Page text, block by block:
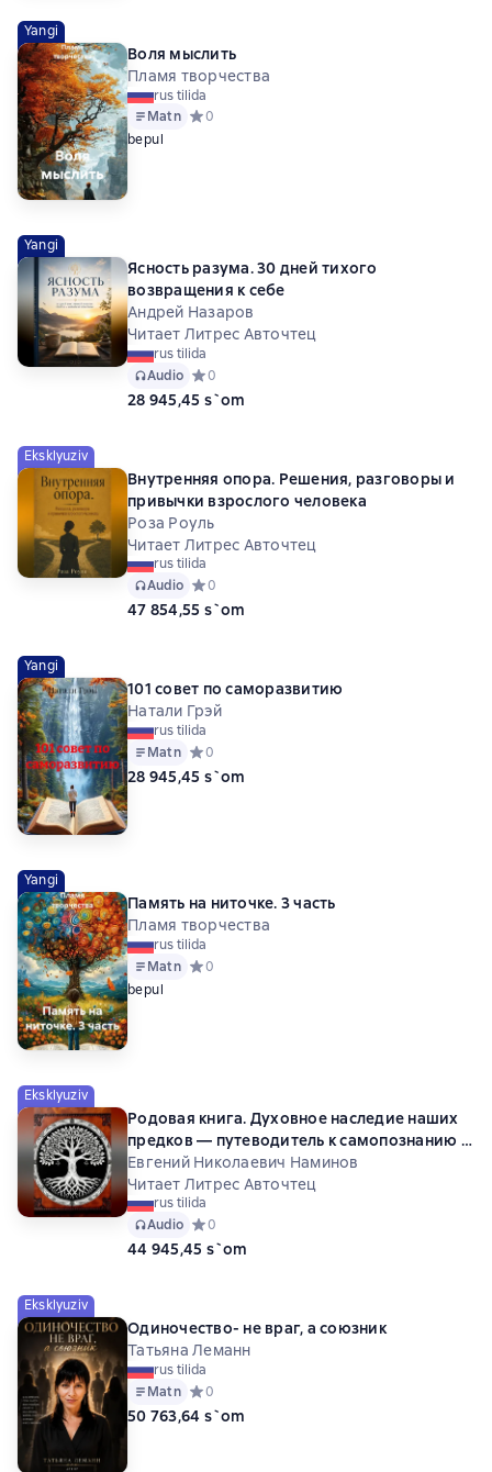
Yangi
Воля мыслить
Пламя творчества
rus tilida
Matn Средний рейтинг 0 на основе 0 оценок
0
bepul
Yangi
Ясность разума. 30 дней тихого
возвращения к себе
Андрей Назаров
Читает Литрес Авточтец
rus tilida
Audio Средний рейтинг 0 на основе 0 оценок
0
28 945,45 s`om
Eksklyuziv
Внутренняя опора. Решения, разговоры и
привычки взрослого человека
Роза Роуль
Читает Литрес Авточтец
rus tilida
Audio Средний рейтинг 0 на основе 0 оценок
0
47 854,55 s`om
Yangi
101 совет по саморазвитию
Натали Грэй
rus tilida
Matn Средний рейтинг 0 на основе 0 оценок
0
28 945,45 s`om
Yangi
Память на ниточке. 3 часть
Пламя творчества
rus tilida
Matn Средний рейтинг 0 на основе 0 оценок
0
bepul
Eksklyuziv
Родовая книга. Духовное наследие наших
предков — путеводитель к самопознанию и
развитию
Евгений Николаевич Наминов
Читает Литрес Авточтец
rus tilida
Audio Средний рейтинг 0 на основе 0 оценок
0
44 945,45 s`om
Eksklyuziv
Одиночество- не враг, а союзник
Татьяна Леманн
rus tilida
Matn Средний рейтинг 0 на основе 0 оценок
0
50 763,64 s`om